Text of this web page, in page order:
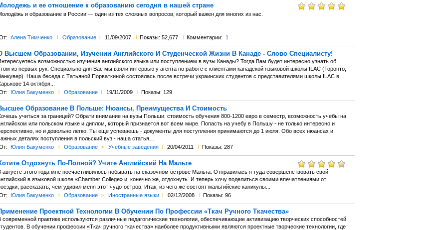
и ее отношение к образованию сегодня в нашей стране
и образование в России — один из тех сложных вопросов, который важен для многих из нас.
Алена Тимченко l Образование l 11/09/2007 l Показы: 52,677 l Комментарии: 1
Высшем Образовании, Изучении Английского И Студенческой Жизни В Канаде - Слово Специалисту!
возможностью изучения английского языка или поступлением в вузы Канады? Тогда Вам будет интересно узнать об
из первых рук. Специально для Вас мы взяли интервью у агента по работе с клиентами канадской языковой школы ILAC (Торонто,
Наша беседа с Татьяной Порваткиной состоялась после встречи украинских студентов с представителями школы ILAC в
14 октября...
Юлия Бакуменко l Образование l 19/11/2009 l Показы: 129
Образование В Польше: Нюансы, Преимущества И Стоимость
учиться за границей? Обрати внимание на вузы Польши: стоимость обучения 800-1200 евро в семестр, возможность учебы на
или польском языке и диплом, который признается вот всем мире. Попасть на учебу в Польшу - не только интересно и
но и довольно легко. Ты еще успеваешь - документы для поступления принимаются до 1 июля. Обо всех нюансах и
деталях поступления в польский вуз - наша статья…
Юлия Бакуменко l Образование > Учебные заведения l 20/04/2011 l Показы: 287
Отдохнуть По-Полной? Учите Английский На Мальте
августе этого года мне посчастливилось побывать на сказочном острове Мальта. Отправилась я туда совершенствовать свой
в языковой школе «Chamber College» и, конечно же, отдохнуть. И теперь хочу поделиться своими впечатлениями от
рассказать, чем удивил меня этот чудо-остров. Итак, из чего же состоят мальтийские каникулы...
Юлия Бакуменко l Образование > Иностранные языки l 02/12/2008 l Показы: 96
Проектной Технологии В Обучении По Профессии «Ткач Ручного Ткачества»
современной практике используются различные педагогические технологии, обеспечивающие активизацию творческих способностей
В обучении профессии «Ткач ручного ткачества» наиболее продуктивными являются проектные творческие технологии, где